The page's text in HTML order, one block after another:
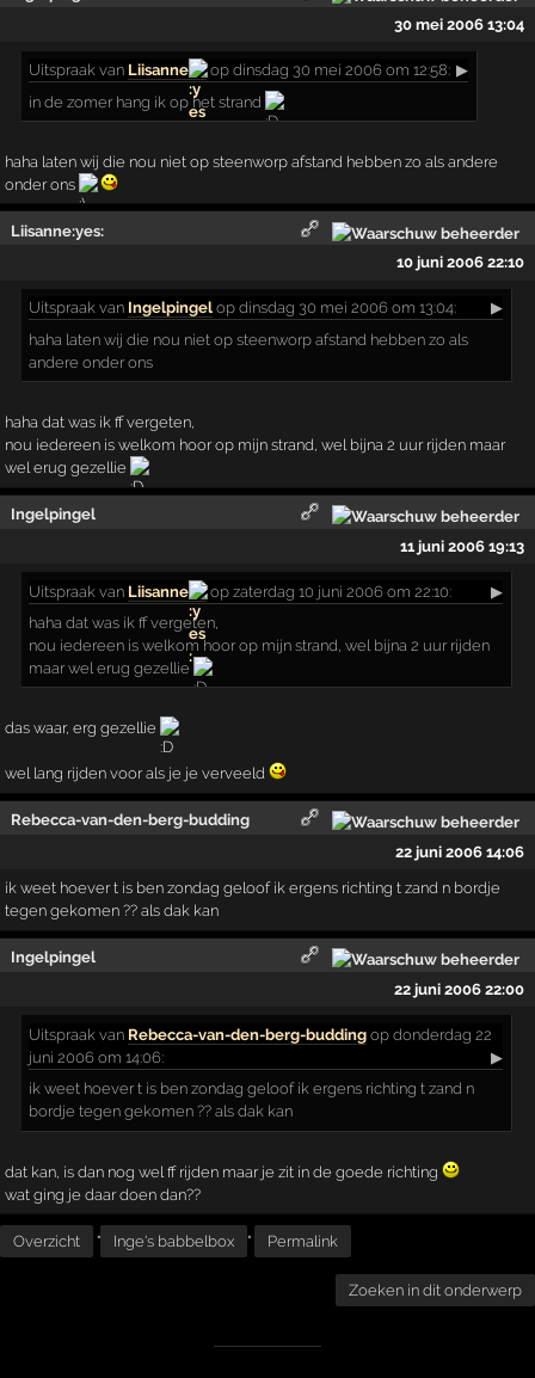
30 mei 2006 13:04
Uitspraak van Liisanne op dinsdag 30 mei 2006 om 12:58: ▶
in de zomer hang ik op het strand
haha laten wij die nou niet op steenworp afstand hebben zo als andere
onder ons
Liisanne:yes:
10 juni 2006 22:10
Uitspraak van Ingelpingel op dinsdag 30 mei 2006 om 13:04:
▶
haha laten wij die nou niet op steenworp afstand hebben zo als
andere onder ons
haha dat was ik ff vergeten,
nou iedereen is welkom hoor op mijn strand, wel bijna 2 uur rijden maar
wel erug gezellie
Ingelpingel
11 juni 2006 19:13
Uitspraak van Liisanne op zaterdag 10 juni 2006 om 22:10:
▶
haha dat was ik ff vergeten,
nou iedereen is welkom hoor op mijn strand, wel bijna 2 uur rijden
maar wel erug gezellie
das waar, erg gezellie
wel lang rijden voor als je je verveeld
Rebecca-van-den-berg-budding
22 juni 2006 14:06
ik weet hoever t is ben zondag geloof ik ergens richting t zand n bordje
tegen gekomen ?? als dak kan
Ingelpingel
22 juni 2006 22:00
Uitspraak van Rebecca-van-den-berg-budding op donderdag 22
juni 2006 om 14:06:
▶
ik weet hoever t is ben zondag geloof ik ergens richting t zand n
bordje tegen gekomen ?? als dak kan
dat kan, is dan nog wel ff rijden maar je zit in de goede richting
wat ging je daar doen dan??
Overzicht " Inge's babbelbox " Permalink
Zoeken in dit onderwerp